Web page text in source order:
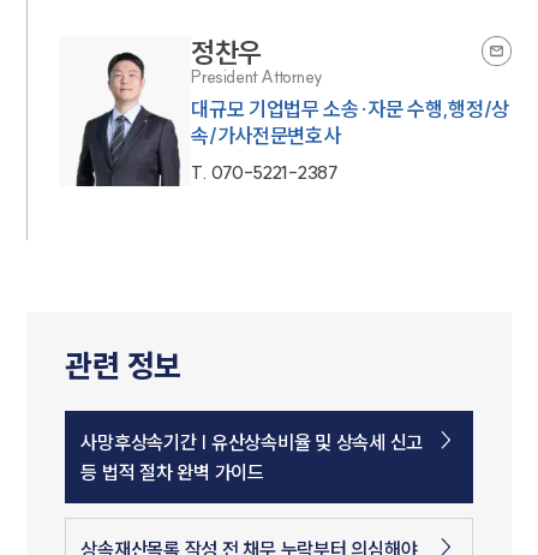
정찬우
President Attorney
대규모 기업법무 소송·자문 수행,행정/상
속/가사전문변호사
T. 070-5221-2387
관련 정보
사망후상속기간 | 유산상속비율 및 상속세 신고
등 법적 절차 완벽 가이드
상속재산목록 작성 전 채무 누락부터 의심해야